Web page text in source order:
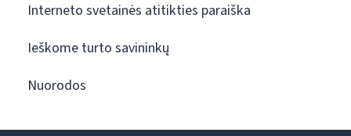
Interneto svetainės atitikties paraiška
Ieškome turto savininkų
Nuorodos